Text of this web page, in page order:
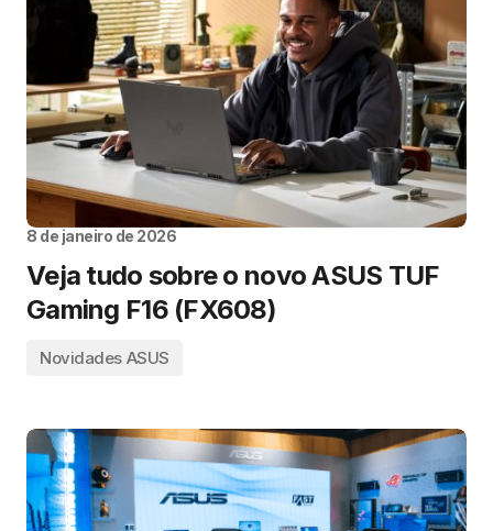
8 de janeiro de 2026
Veja tudo sobre o novo ASUS TUF
Gaming F16 (FX608)
Novidades ASUS